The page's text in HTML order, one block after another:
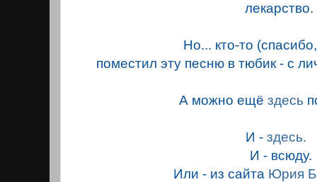
лекарство.
Но... кто-то
поместил эту песню в тюбик - с
А можно ещёздесь
И - здесь.
И - всюду.
Или - из сайта Юрия